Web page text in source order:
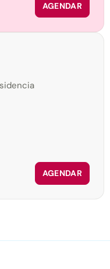
AGENDAR
AGENDAR